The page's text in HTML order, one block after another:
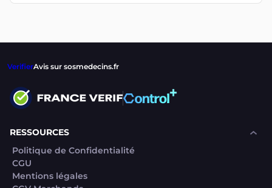
VerifierAvis sur sosmedecins.fr
RESSOURCES
Politique de Confidentialité
CGU
Mentions légales